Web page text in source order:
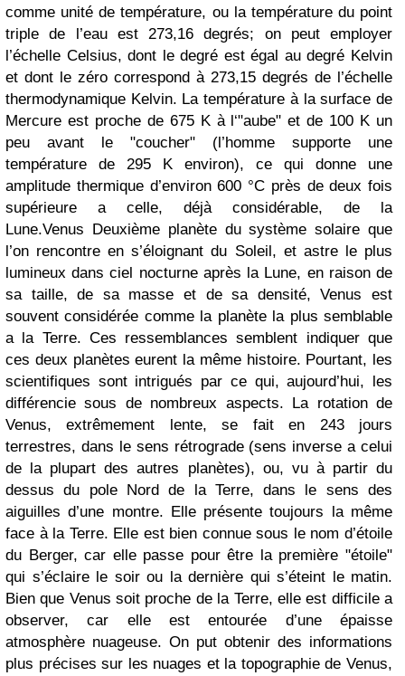
comme unité de température, ou la température du point
triple de l’eau est 273,16 degrés; on peut employer
l’échelle Celsius, dont le degré est égal au degré Kelvin
et dont le zéro correspond à 273,15 degrés de l’échelle
thermodynamique Kelvin. La température à la surface de
Mercure est proche de 675 K à l‘"aube" et de 100 K un
peu avant le "coucher" (l’homme supporte une
température de 295 K environ), ce qui donne une
amplitude thermique d’environ 600 °C près de deux fois
supérieure a celle, déjà considérable, de la
Lune.Venus Deuxième planète du système solaire que
l’on rencontre en s’éloignant du Soleil, et astre le plus
lumineux dans ciel nocturne après la Lune, en raison de
sa taille, de sa masse et de sa densité, Venus est
souvent considérée comme la planète la plus semblable
a la Terre. Ces ressemblances semblent indiquer que
ces deux planètes eurent la même histoire. Pourtant, les
scientifiques sont intrigués par ce qui, aujourd’hui, les
différencie sous de nombreux aspects. La rotation de
Venus, extrêmement lente, se fait en 243 jours
terrestres, dans le sens rétrograde (sens inverse a celui
de la plupart des autres planètes), ou, vu à partir du
dessus du pole Nord de la Terre, dans le sens des
aiguilles d’une montre. Elle présente toujours la même
face à la Terre. Elle est bien connue sous le nom d’étoile
du Berger, car elle passe pour être la première "étoile"
qui s’éclaire le soir ou la dernière qui s’éteint le matin.
Bien que Venus soit proche de la Terre, elle est difficile a
observer, car elle est entourée d’une épaisse
atmosphère nuageuse. On put obtenir des informations
plus précises sur les nuages et la topographie de Venus,